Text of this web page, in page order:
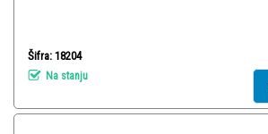
Šifra: 18204
Na stanju